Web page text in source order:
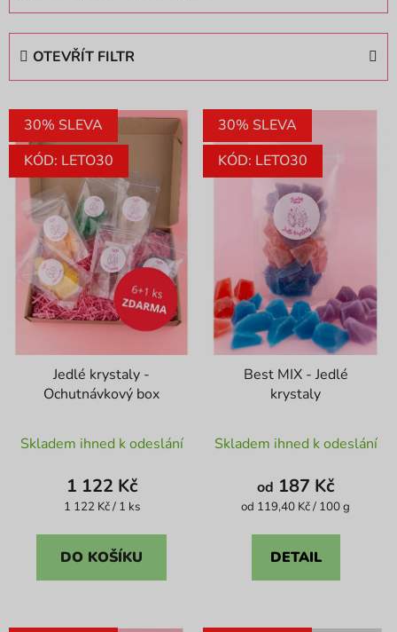
z
p
r
d
ů
OTEVŘÍT FILTR
V
i
o
30% SLEVA
KÓD: LETO30
Jedlé krystaly -
Ochutnávkový box
hodnocení
produktu
je
z
Skladem ihned k odeslání
1 122 Kč
Měrná
1 122 Kč / 1 ks
DO KOŠÍKU
30% SLEVA
KÓD: LETO30
Best MIX - Jedlé
krystaly
hodnocení
produktu
je
z
Skladem ihned k odeslání
od 187 Kč
Měrná
od 119,40 Kč / 100 g
DETAIL